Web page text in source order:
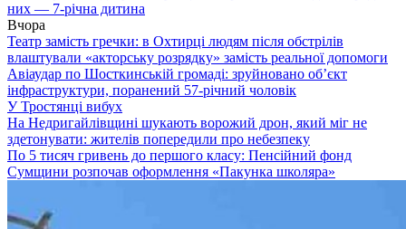
них — 7-річна дитина
Вчора
Театр замість гречки: в Охтирці людям після обстрілів
влаштували «акторську розрядку» замість реальної допомоги
Авіаудар по Шосткинській громаді: зруйновано об’єкт
інфраструктури, поранений 57-річний чоловік
У Тростянці вибух
На Недригайлівщині шукають ворожий дрон, який міг не
здетонувати: жителів попередили про небезпеку
По 5 тисяч гривень до першого класу: Пенсійний фонд
Сумщини розпочав оформлення «Пакунка школяра»